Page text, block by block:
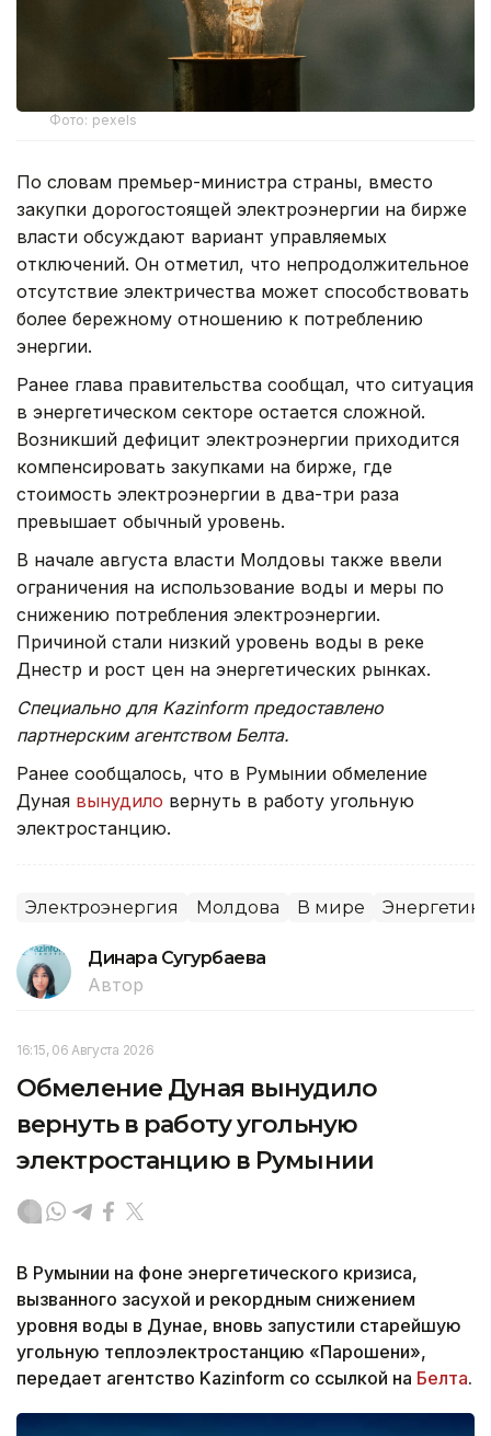
Фото: pexels
По словам премьер-министра страны, вместо
закупки дорогостоящей электроэнергии на бирже
власти обсуждают вариант управляемых
отключений. Он отметил, что непродолжительное
отсутствие электричества может способствовать
более бережному отношению к потреблению
энергии.
Ранее глава правительства сообщал, что ситуация
в энергетическом секторе остается сложной.
Возникший дефицит электроэнергии приходится
компенсировать закупками на бирже, где
стоимость электроэнергии в два-три раза
превышает обычный уровень.
В начале августа власти Молдовы также ввели
ограничения на использование воды и меры по
снижению потребления электроэнергии.
Причиной стали низкий уровень воды в реке
Днестр и рост цен на энергетических рынках.
Специально для Kazinform предоставлено
партнерским агентством Белта.
Ранее сообщалось, что в Румынии обмеление
Дуная вынудило вернуть в работу угольную
электростанцию.
Электроэнергия Молдова В мире Энергетика
Динара Сугурбаева
Автор
16:15, 06 Августа 2026
Обмеление Дуная вынудило
вернуть в работу угольную
электростанцию в Румынии
В Румынии на фоне энергетического кризиса,
вызванного засухой и рекордным снижением
уровня воды в Дунае, вновь запустили старейшую
угольную теплоэлектростанцию «Парошени»,
передает агентство Kazinform со ссылкой на Белта.